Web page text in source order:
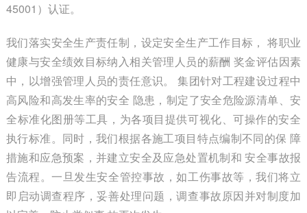
45001）认证。
我们落实安全生产责任制，设定安全生产工作目标， 将职业
健康与安全绩效目标纳入相关管理人员的薪酬 奖金评估因素
中，以增强管理人员的责任意识。 集团针对工程建设过程中
高风险和高发生率的安全 隐患，制定了安全危险源清单、安
全标准化图册等工具，为各项目提供可视化、可操作的安全
执行标准。同时，我们根据各施工项目特点编制不同的保 障
措施和应急预案，并建立安全及应急处置机制和 安全事故报
告流程。一旦发生安全管控事故，如工伤事故等，我们将立
即启动调查程序，妥善处理问题，调查事故原因并对制度加